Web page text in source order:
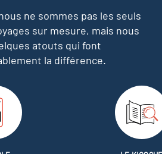
ne sommes pas les seuls
sur mesure, mais nous
atouts qui font
la différence.